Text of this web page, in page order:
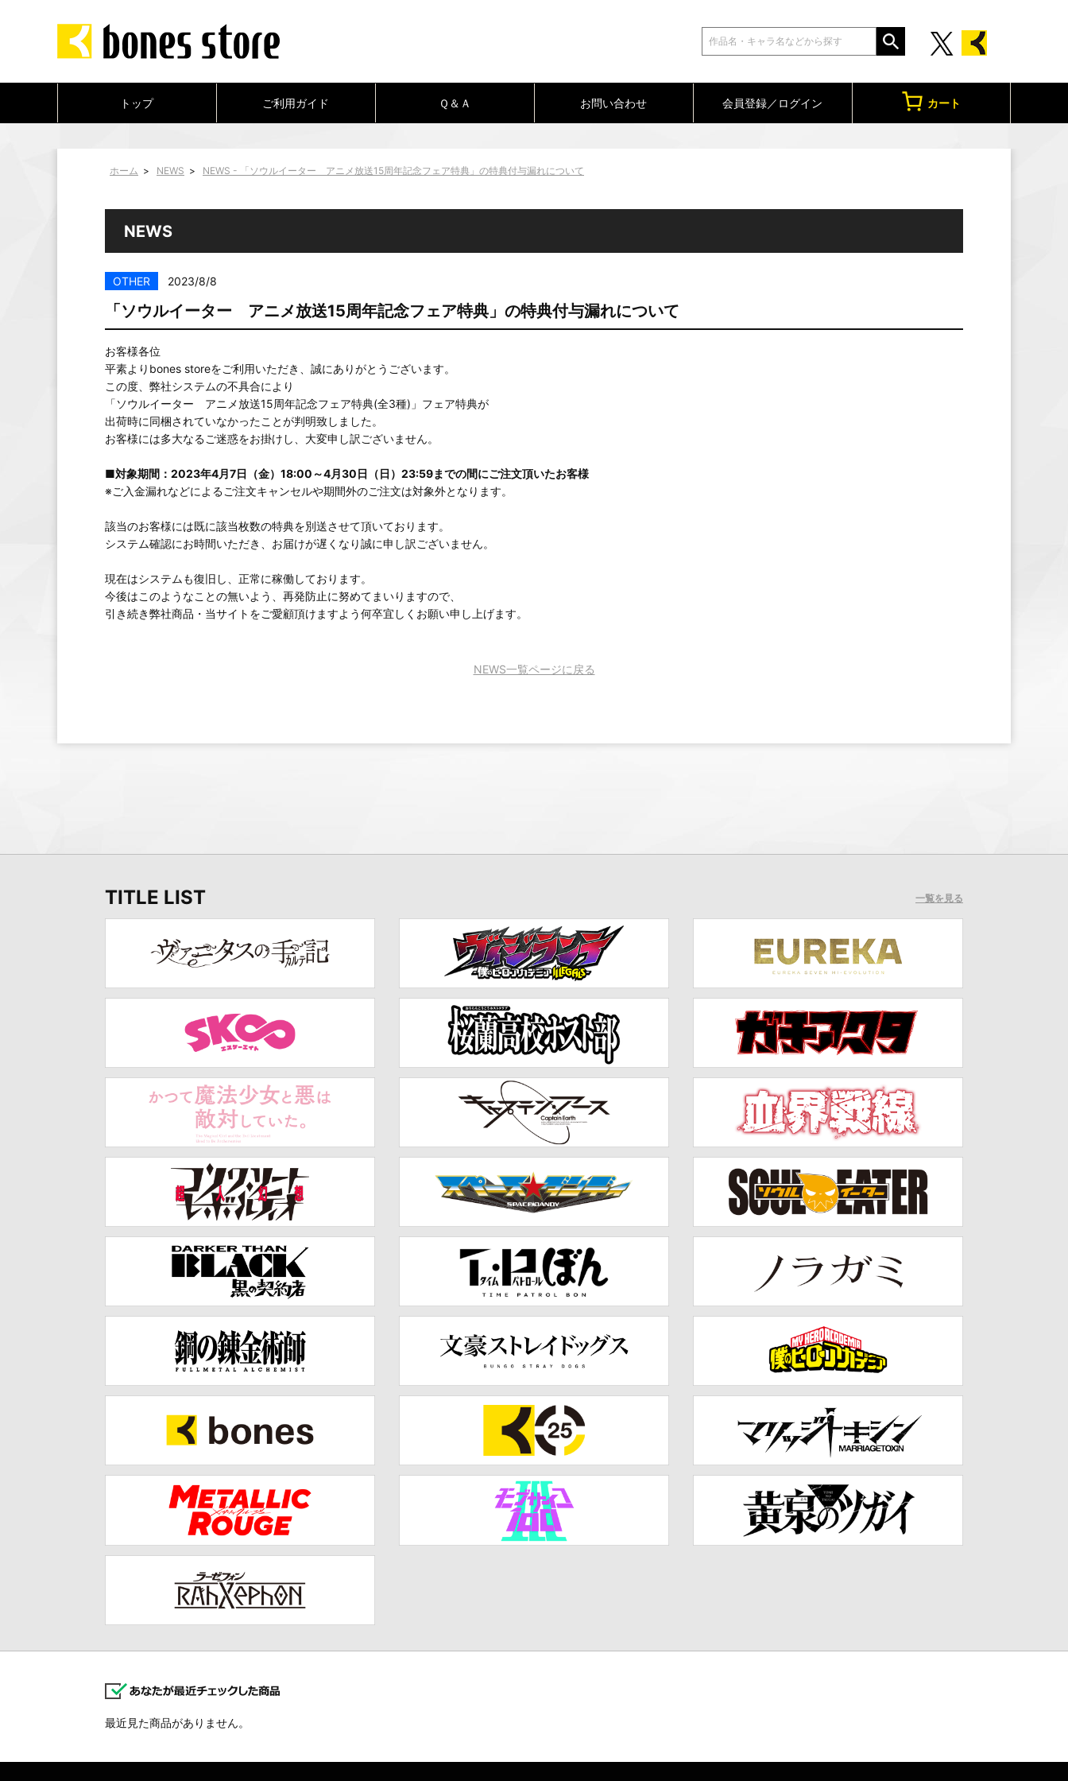
トップ ご利用ガイド Ｑ＆Ａ お問い合わせ 会員登録／ログイン カート
ホーム > NEWS > NEWS - 「ソウルイーター アニメ放送15周年記念フェア特典」の特典付与漏れについて
NEWS
OTHER 2023/8/8
「ソウルイーター アニメ放送15周年記念フェア特典」の特典付与漏れについて
お客様各位
平素よりbones storeをご利用いただき、誠にありがとうございます。
この度、弊社システムの不具合により
「ソウルイーター アニメ放送15周年記念フェア特典(全3種)」フェア特典が
出荷時に同梱されていなかったことが判明致しました。
お客様には多大なるご迷惑をお掛けし、大変申し訳ございません。
■対象期間：2023年4月7日（金）18:00～4月30日（日）23:59までの間にご注文頂いたお客様
※ご入金漏れなどによるご注文キャンセルや期間外のご注文は対象外となります。
該当のお客様には既に該当枚数の特典を別送させて頂いております。
システム確認にお時間いただき、お届けが遅くなり誠に申し訳ございません。
現在はシステムも復旧し、正常に稼働しております。
今後はこのようなことの無いよう、再発防止に努めてまいりますので、
引き続き弊社商品・当サイトをご愛顧頂けますよう何卒宜しくお願い申し上げます。
NEWS一覧ページに戻る
TITLE LIST 一覧を見る
最近見た商品がありません。